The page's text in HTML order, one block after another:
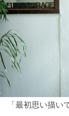
「最初思い描